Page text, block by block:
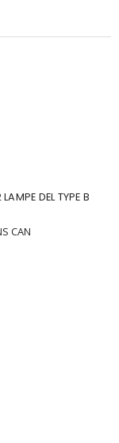
DEL TYPE B
CAN